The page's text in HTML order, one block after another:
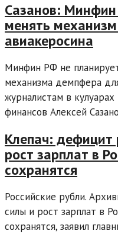
Сазанов: Минфин
менять
авиакеросина
Минфин РФ не
механизма демпфера
журналистам в
финансов Алексей
Клепач: дефицит
рост зарплат в
сохранятся
Российские рубли.
силы и рост зарплат в
сохранятся, заявил